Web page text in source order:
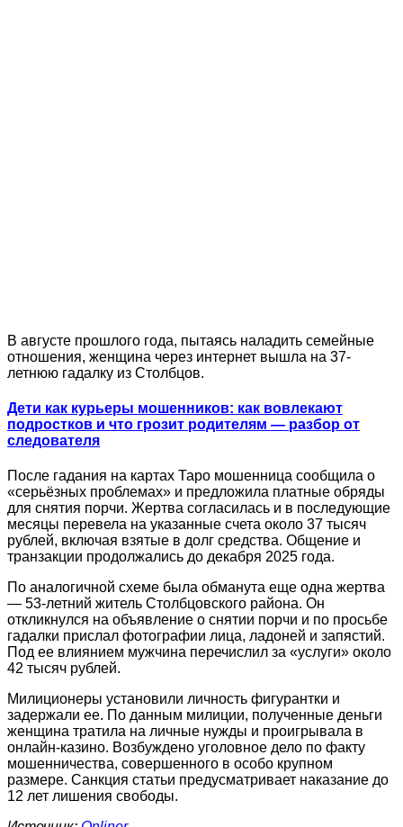
В августе прошлого года, пытаясь наладить семейные
отношения, женщина через интернет вышла на 37-
летнюю гадалку из Столбцов.
Дети как курьеры мошенников: как вовлекают
подростков и что грозит родителям — разбор от
следователя
После гадания на картах Таро мошенница сообщила о
«серьёзных проблемах» и предложила платные обряды
для снятия порчи. Жертва согласилась и в последующие
месяцы перевела на указанные счета около 37 тысяч
рублей, включая взятые в долг средства. Общение и
транзакции продолжались до декабря 2025 года.
По аналогичной схеме была обманута еще одна жертва
— 53-летний житель Столбцовского района. Он
откликнулся на объявление о снятии порчи и по просьбе
гадалки прислал фотографии лица, ладоней и запястий.
Под ее влиянием мужчина перечислил за «услуги» около
42 тысяч рублей.
Милиционеры установили личность фигурантки и
задержали ее. По данным милиции, полученные деньги
женщина тратила на личные нужды и проигрывала в
онлайн-казино. Возбуждено уголовное дело по факту
мошенничества, совершенного в особо крупном
размере. Санкция статьи предусматривает наказание до
12 лет лишения свободы.